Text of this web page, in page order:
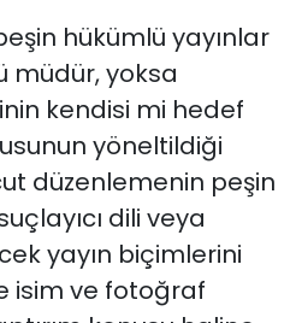
hükümlü yayınlar
müdür, yoksa
kendisi mi hedef
yöneltildiği
düzenlemenin peşin
dili veya
yayın biçimlerini
isim ve fotoğraf